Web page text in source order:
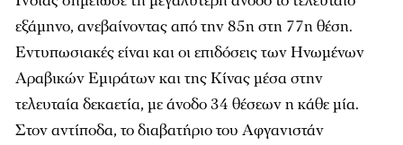
εξάμηνο, ανεβαίνοντας από την 85η στη 77η θέση.
Εντυπωσιακές είναι και οι επιδόσεις των Ηνωμένων
Αραβικών Εμιράτων και της Κίνας μέσα στην
τελευταία δεκαετία, με άνοδο 34 θέσεων η κάθε μία.
Στον αντίποδα, το διαβατήριο του Αφγανιστάν